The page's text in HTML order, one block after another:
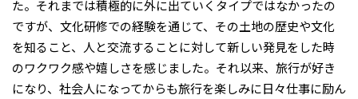
た。それまでは積極的に外に出ていくタイプではなかったの
ですが、文化研修での経験を通じて、その土地の歴史や文化
を知ること、人と交流することに対して新しい発見をした時
のワクワク感や嬉しさを感じました。それ以来、旅行が好き
になり、社会人になってからも旅行を楽しみに日々仕事に励ん